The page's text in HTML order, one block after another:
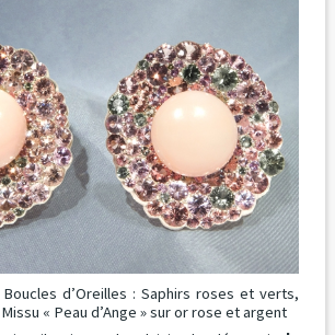
d’Oreilles : Saphirs roses et verts,
« Peau d’Ange » sur or rose et argent